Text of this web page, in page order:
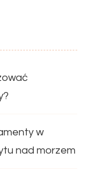
w
nad morzem